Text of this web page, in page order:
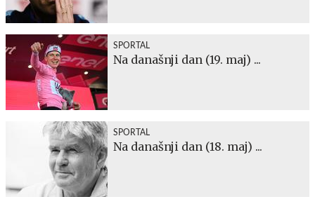
SPORTAL
Na današnji dan (19. maj) ...
SPORTAL
Na današnji dan (18. maj) ...